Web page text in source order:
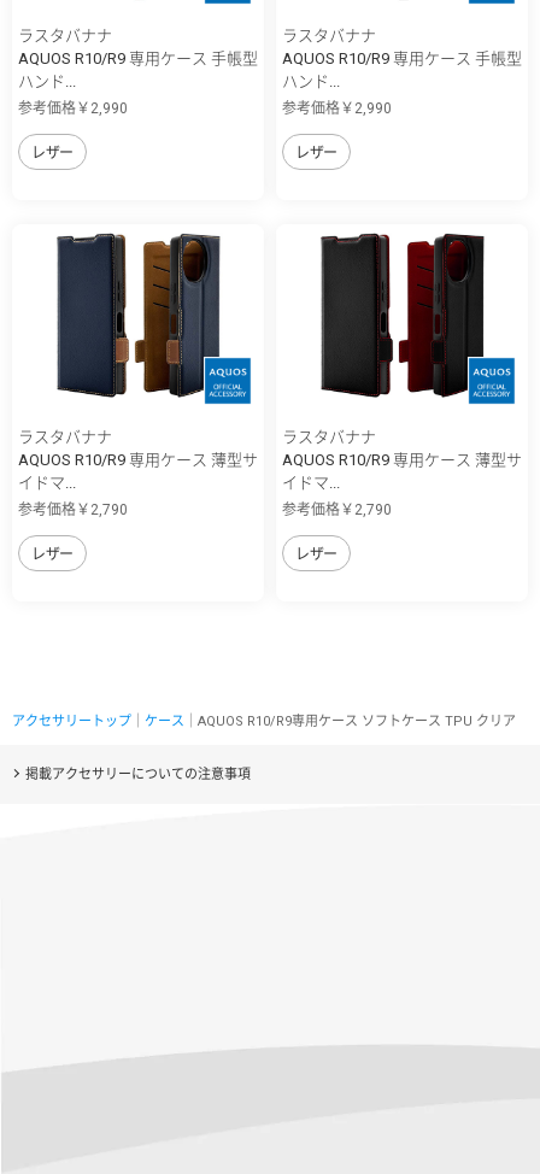
ラスタバナナ
AQUOS R10/R9 専用ケース 手帳型
ハンド...
参考価格￥2,990
レザー
ラスタバナナ
AQUOS R10/R9 専用ケース 手帳型
ハンド...
参考価格￥2,990
レザー
ラスタバナナ
AQUOS R10/R9 専用ケース 薄型サ
イドマ...
参考価格￥2,790
レザー
ラスタバナナ
AQUOS R10/R9 専用ケース 薄型サ
イドマ...
参考価格￥2,790
レザー
アクセサリートップ ケース ｜AQUOS R10/R9専用ケース ソフトケース TPU クリア
掲載アクセサリーについての注意事項